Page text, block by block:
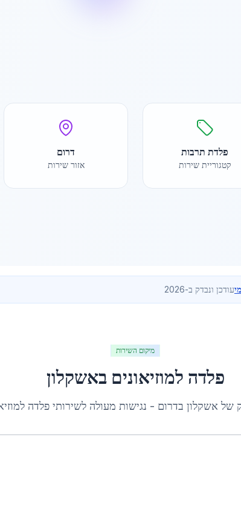
פלדת תרבות
קטגוריית שירות
דרום
אזור שירות
עודכן ונבדק ב-2026
מיקום השירות
פלדה למוזיאונים באשקלון
של אשקלון בדרום - נגישות מעולה לשירותי פלדה